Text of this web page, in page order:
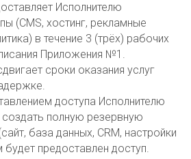
Исполнителю
(CMS, хостинг, рекламные
в течение 3 (трёх) рабочих
Приложения №1.
сроки оказания услуг
доступа Исполнителю
создать полную резервную
база данных, CRM, настройки
предоставлен доступ.